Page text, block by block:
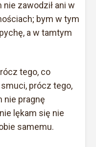
nie zawodził ani w
bym w tym
a w tamtym
tego, co
prócz tego,
nie pragnę
lękam się nie
samemu.